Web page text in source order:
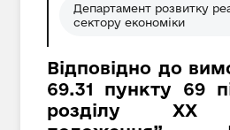
Департамент розвитку
сектору економіки
Відповідно до
69.31 пункту 69
розділу XX